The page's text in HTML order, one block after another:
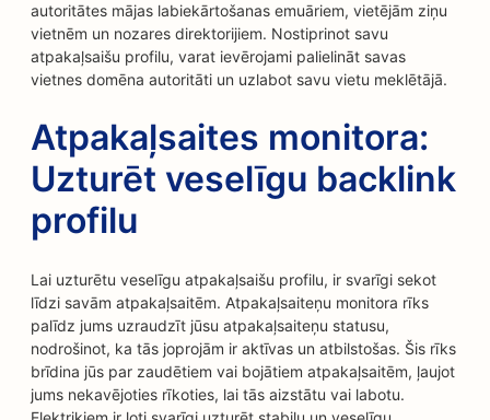
autoritātes mājas labiekārtošanas emuāriem, vietējām ziņu
vietnēm un nozares direktorijiem. Nostiprinot savu
atpakaļsaišu profilu, varat ievērojami palielināt savas
vietnes domēna autoritāti un uzlabot savu vietu meklētājā.
Atpakaļsaites monitora:
Uzturēt veselīgu backlink
profilu
Lai uzturētu veselīgu atpakaļsaišu profilu, ir svarīgi sekot
līdzi savām atpakaļsaitēm. Atpakaļsaiteņu monitora rīks
palīdz jums uzraudzīt jūsu atpakaļsaiteņu statusu,
nodrošinot, ka tās joprojām ir aktīvas un atbilstošas. Šis rīks
brīdina jūs par zaudētiem vai bojātiem atpakaļsaitēm, ļaujot
jums nekavējoties rīkoties, lai tās aizstātu vai labotu.